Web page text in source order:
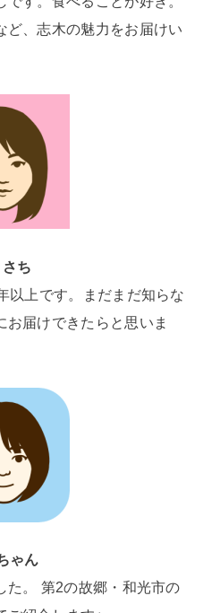
ど、志木の魅力をお届けい
ち
以上です。まだまだ知らな
お届けできたらと思いま
ゃん
た。 第2の故郷・和光市の